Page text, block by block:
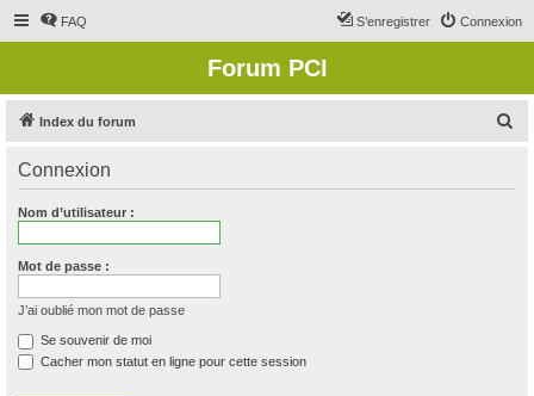
FAQ Connexion
S’enregistrer
Forum PCI
Index du forum
Connexion
Nom d’utilisateur :
Mot de passe :
J’ai oublié mon mot de passe
Se souvenir de moi
Cacher mon statut en ligne pour cette session